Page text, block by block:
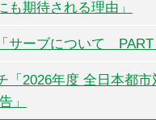
も期待される理由」
サーブについて PART
「2026年度 全日本都
」